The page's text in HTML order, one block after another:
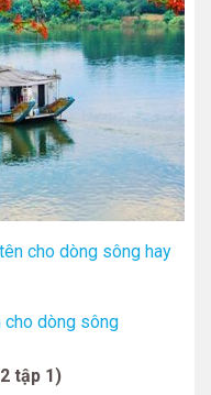
cho dòng sông hay
cho dòng sông
tập 1)